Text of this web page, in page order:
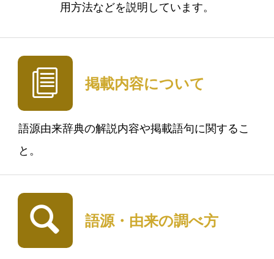
用方法などを説明しています。
掲載内容について
語源由来辞典の解説内容や掲載語句に関するこ
と。
語源・由来の調べ方